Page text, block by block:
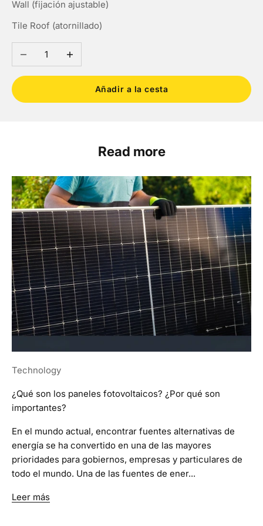
Wall (fijación ajustable)
Tile Roof (atornillado)
Reducir cantidadAumentar cantidad
Añadir a la cesta
Read more
Technology
¿Qué son los paneles fotovoltaicos? ¿Por qué son
importantes?
En el mundo actual, encontrar fuentes alternativas de
energía se ha convertido en una de las mayores
prioridades para gobiernos, empresas y particulares de
todo el mundo. Una de las fuentes de ener...
Leer más